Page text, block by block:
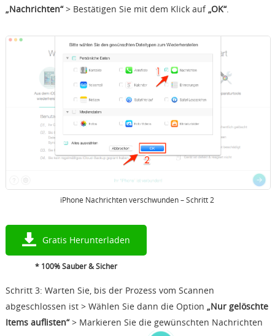
„Nachrichten“> Bestätigen Sie mit dem Klick auf „OK“.
iPhone Nachrichten verschwunden – Schritt 2
Gratis Herunterladen
* 100% Sauber & Sicher
Schritt 3: Warten Sie, bis der Prozess vom Scannen
abgeschlossen ist > Wählen Sie dann die Option „Nur gelöschte
Items auflisten“> Markieren Sie die gewünschten Nachrichten